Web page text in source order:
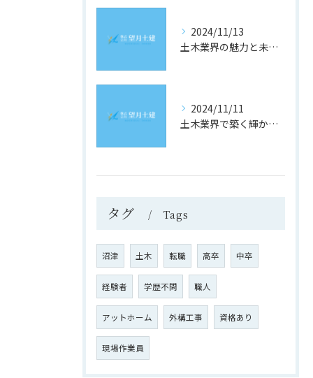
2024/11/13
土木業界の魅力と未来への道
2024/11/11
土木業界で築く輝かしい未来
タグ Tags
沼津 土木 転職 高卒 中卒
経験者 学歴不問 職人
アットホーム 外構工事 資格あり
現場作業員